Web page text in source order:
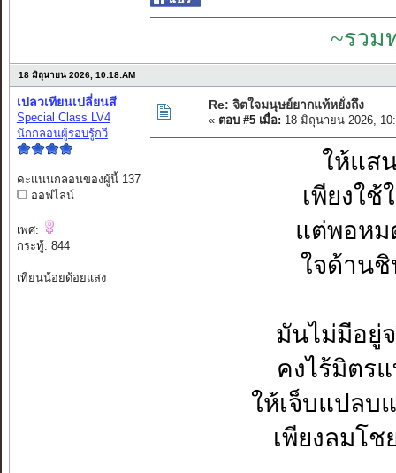
~รวม
18 มิถุนายน 2026, 10:18:AM
เปลวเทียนเปลี่ยนสี
Special Class LV4
นักกลอนผู้รอบรู้กวี
คะแนนกลอนของผู้นี้ 137
ออฟไลน์
เพศ:
กระทู้: 844
เทียนน้อยด้อยแสง
Re: จิตใจมนุษย์ยากแท้หยั่งถึง
« ตอบ #5 เมื่อ: 18 มิถุนายน 2026,
ให้แส
เพียงใช้
แต่พอหม
ใจด้าน
มันไม่มีอยู่
คงไร้มิตร
ให้เจ็บแปลบ
เพียงลมโ